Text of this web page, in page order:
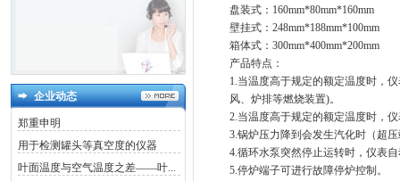
企业动态
郑重申明
用于检测罐头等真空度的仪器
叶面温度与空气温度之差——叶...
盘装式：160mm*80mm*160mm
壁挂式：248mm*188mm*100mm
箱体式：300mm*400mm*200mm
产品特点：
1.当温度高于规定的额定温度时，
风、炉排等燃烧装置)。
2.当温度高于规定的额定温度时，
3.锅炉压力降到会发生汽化时（超
4.循环水泵突然停止运转时，仪表
5.停炉端子可进行故障停炉控制。